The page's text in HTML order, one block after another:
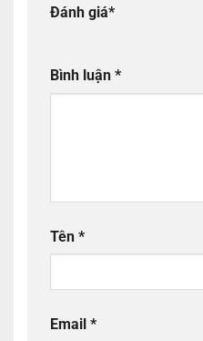
Đánh giá*
Bình luận *
Tên *
Email *